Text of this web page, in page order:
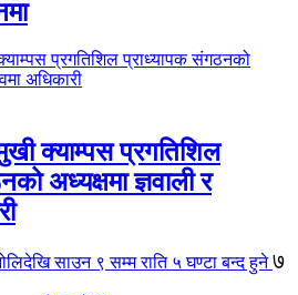
क्याम्पस प्रगतिशिल
अध्यक्षमा ज्ञवाली र
७